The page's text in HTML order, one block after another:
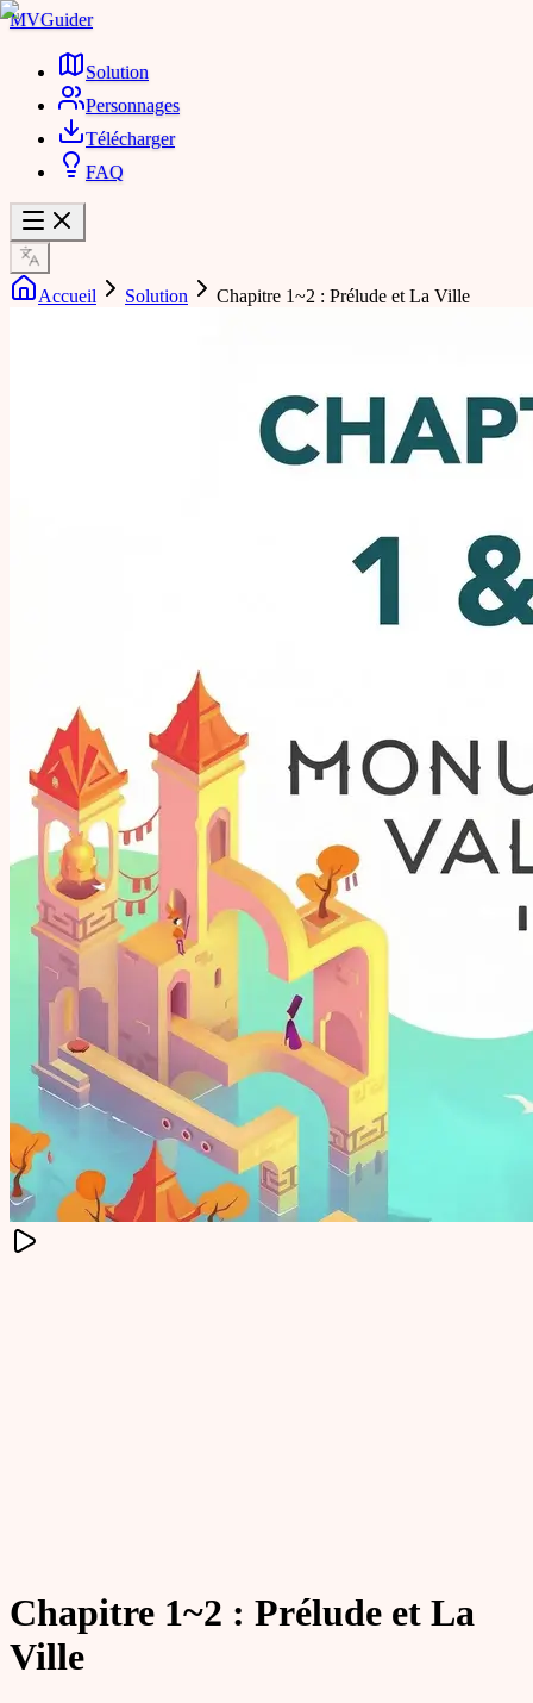
MVGuider
Solution
Personnages
Télécharger
FAQ
Accueil Solution Chapitre 1~2 : Prélude et La Ville
Chapitre 1~2 : Prélude et La
Ville